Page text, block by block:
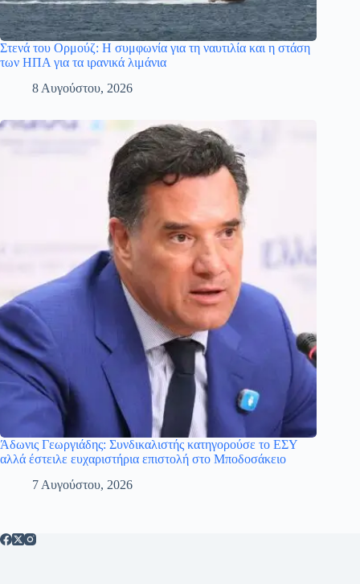
Στενά του Ορμούζ: Η συμφωνία για τη ναυτιλία και η στάση
των ΗΠΑ για τα ιρανικά λιμάνια
8 Αυγούστου, 2026
Άδωνις Γεωργιάδης: Συνδικαλιστής κατηγορούσε το ΕΣΥ
αλλά έστειλε ευχαριστήρια επιστολή στο Μποδοσάκειο
7 Αυγούστου, 2026